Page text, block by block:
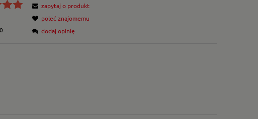
zapytaj o produkt
poleć znajomemu
dodaj opinię